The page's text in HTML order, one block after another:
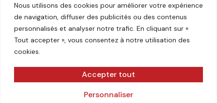
Nous utilisons des cookies pour améliorer votre expérience
de navigation, diffuser des publicités ou des contenus
personnalisés et analyser notre trafic. En cliquant sur «
Tout accepter », vous consentez à notre utilisation des
cookies.
Personnaliser
Accepter tout
POLITIQUE DE CONFIDENTIALITÉ